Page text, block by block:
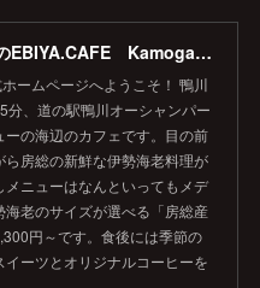
伊勢えびカレーのEBIYA.CAFE Kamogawa 【公式】
ームページへようこそ！ 鴨川
分、道の駅鴨川オーシャンパー
ーの海辺のカフェです。目の前
房総の新鮮な伊勢海老料理が
ニューはなんといってもメデ
海老のサイズが選べる「房総産
円～です。食後には季節の
イーツとオリジナルコーヒーを